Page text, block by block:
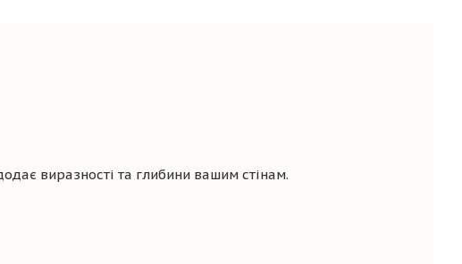
виразності та глибини вашим стінам.